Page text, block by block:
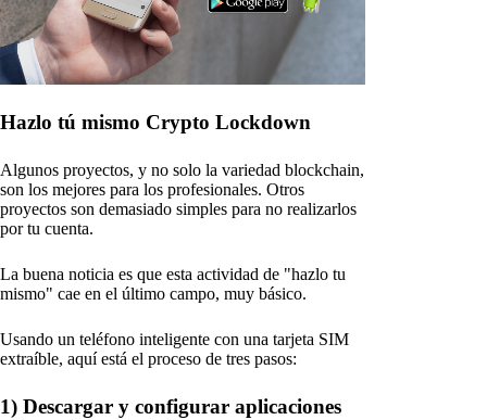
Hazlo tú mismo Crypto Lockdown
Algunos proyectos, y no solo la variedad blockchain,
son los mejores para los profesionales. Otros
proyectos son demasiado simples para no realizarlos
por tu cuenta.
La buena noticia es que esta actividad de "hazlo tu
mismo" cae en el último campo, muy básico.
Usando un teléfono inteligente con una tarjeta SIM
extraíble, aquí está el proceso de tres pasos:
1) Descargar y configurar aplicaciones